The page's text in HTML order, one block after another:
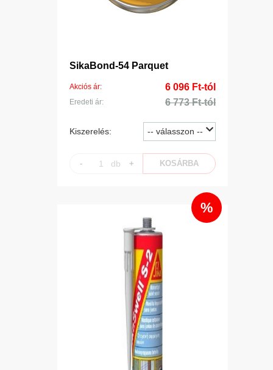
SikaBond-54 Parquet
Akciós ár: 6 096 Ft-tól
Eredeti ár: 6 773 Ft-tól
Kiszerelés:
- db + KOSÁRBA
%